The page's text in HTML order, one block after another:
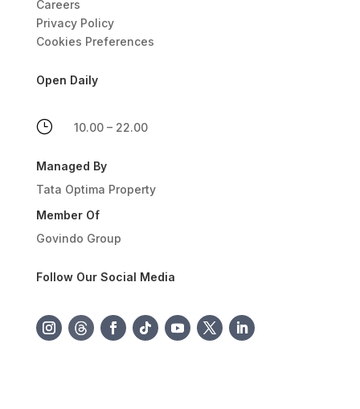
Careers
Privacy Policy
Cookies Preferences
Open Daily
} 10.00 – 22.00
Managed By
Tata Optima Property
Member Of
Govindo Group
Follow Our Social Media